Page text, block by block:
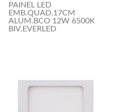
PAINEL LED
EMB.QUAD.17CM
ALUM.BCO 12W 6500K
BIV.EVERLED